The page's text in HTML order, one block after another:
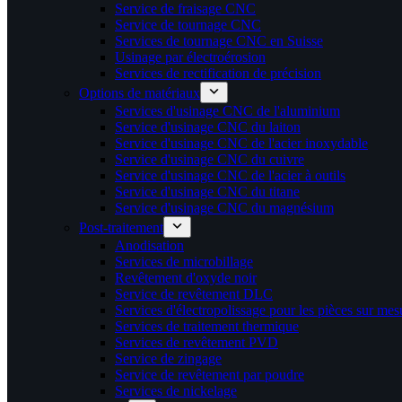
Service de fraisage CNC
Service de tournage CNC
Services de tournage CNC en Suisse
Usinage par électroérosion
Services de rectification de précision
Options de matériaux
Services d'usinage CNC de l'aluminium
Service d'usinage CNC du laiton
Service d'usinage CNC de l'acier inoxydable
Service d'usinage CNC du cuivre
Service d'usinage CNC de l'acier à outils
Service d'usinage CNC du titane
Service d'usinage CNC du magnésium
Post-traitement
Anodisation
Services de microbillage
Revêtement d'oxyde noir
Service de revêtement DLC
Services d'électropolissage pour les pièces sur
Services de traitement thermique
Services de revêtement PVD
Service de zingage
Service de revêtement par poudre
Services de nickelage